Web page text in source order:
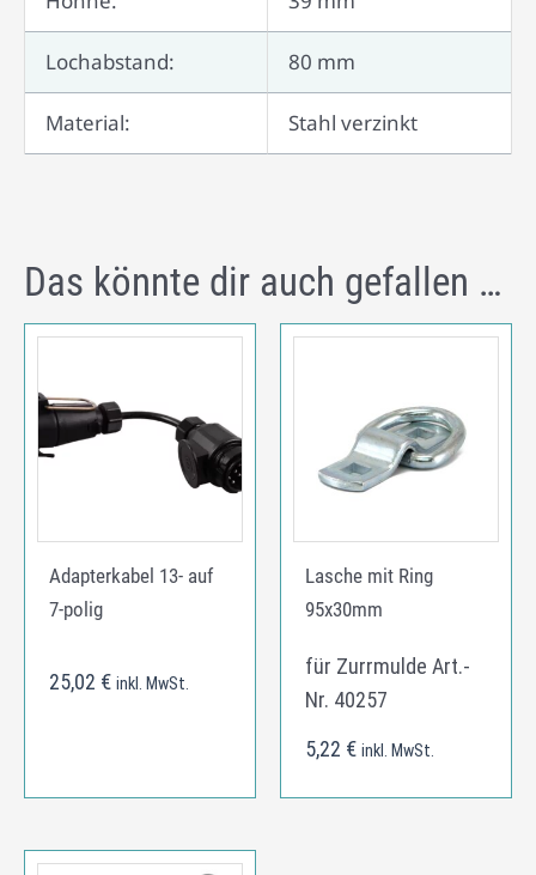
Lochabstand: 80 mm
Material: Stahl verzinkt
Das könnte dir auch gefallen …
Adapterkabel 13- auf
7-polig
25,02 € inkl. MwSt.
Lasche mit Ring
95x30mm
für Zurrmulde Art.-
Nr. 40257
5,22 € inkl. MwSt.